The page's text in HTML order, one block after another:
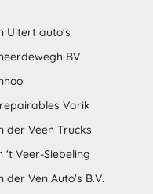
Uitert auto's
BV
Varik
der Veen Trucks
't Veer-Siebeling
der Ven Auto's B.V.